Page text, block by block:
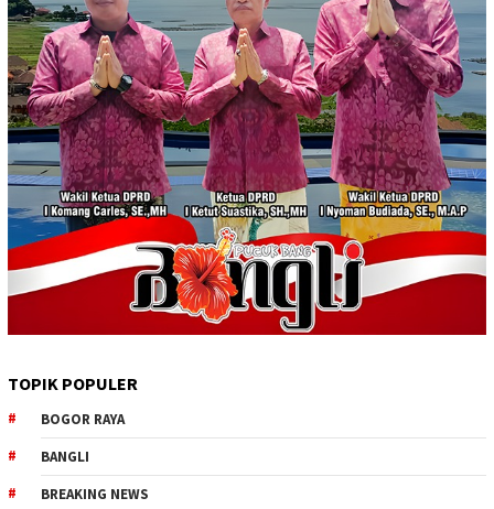
TOPIK POPULER
BOGOR RAYA
BANGLI
BREAKING NEWS